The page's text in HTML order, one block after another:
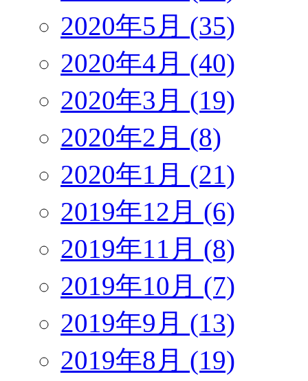
2020年5月 (35)
2020年4月 (40)
2020年3月 (19)
2020年2月 (8)
2020年1月 (21)
2019年12月 (6)
2019年11月 (8)
2019年10月 (7)
2019年9月 (13)
2019年8月 (19)